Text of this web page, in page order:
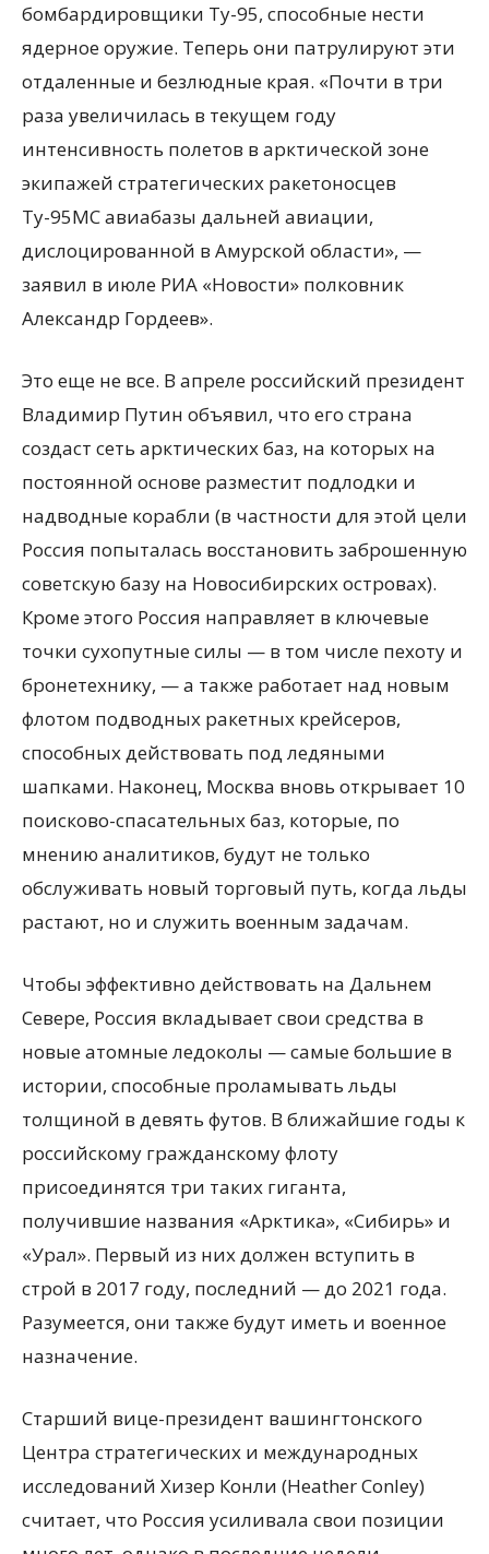
бомбардировщики Ту-95, способные нести
ядерное оружие. Теперь они патрулируют эти
отдаленные и безлюдные края. «Почти в три
раза увеличилась в текущем году
интенсивность полетов в арктической зоне
экипажей стратегических ракетоносцев
Ту-95МС авиабазы дальней авиации,
дислоцированной в Амурской области», —
заявил в июле РИА «Новости» полковник
Александр Гордеев».
Это еще не все. В апреле российский президент
Владимир Путин объявил, что его страна
создаст сеть арктических баз, на которых на
постоянной основе разместит подлодки и
надводные корабли (в частности для этой цели
Россия попыталась восстановить заброшенную
советскую базу на Новосибирских островах).
Кроме этого Россия направляет в ключевые
точки сухопутные силы — в том числе пехоту и
бронетехнику, — а также работает над новым
флотом подводных ракетных крейсеров,
способных действовать под ледяными
шапками. Наконец, Москва вновь открывает 10
поисково-спасательных баз, которые, по
мнению аналитиков, будут не только
обслуживать новый торговый путь, когда льды
растают, но и служить военным задачам.
Чтобы эффективно действовать на Дальнем
Севере, Россия вкладывает свои средства в
новые атомные ледоколы — самые большие в
истории, способные проламывать льды
толщиной в девять футов. В ближайшие годы к
российскому гражданскому флоту
присоединятся три таких гиганта,
получившие названия «Арктика», «Сибирь» и
«Урал». Первый из них должен вступить в
строй в 2017 году, последний — до 2021 года.
Разумеется, они также будут иметь и военное
назначение.
Старший вице-президент вашингтонского
Центра стратегических и международных
исследований Хизер Конли (Heather Conley)
считает, что Россия усиливала свои позиции